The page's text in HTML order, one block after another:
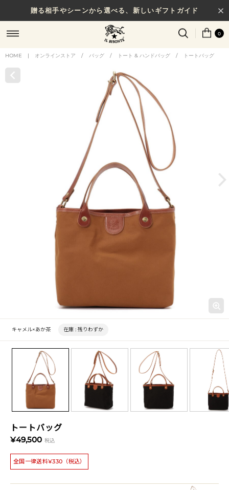
贈る相手やシーンから選べる、新しいギフトガイド
0
HOME | オンラインストア / バッグ / トート & ハンドバッグ / トートバッグ
トートバッグ
¥49,500 税込
全国一律送料¥330（税込）
キャメル×あか茶 在庫 : 残りわずか